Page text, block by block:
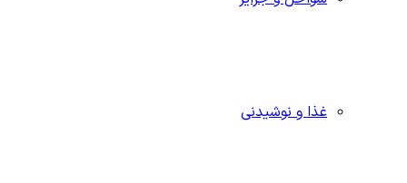
غذا و نوشیدنی